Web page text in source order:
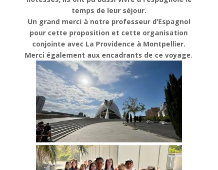
temps de leur séjour.
Un grand merci à notre professeur d’Espagnol
pour cette proposition et cette organisation
conjointe avec La Providence à Montpellier.
Merci également aux encadrants de ce voyage.